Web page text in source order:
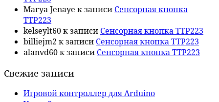
Marya Jenaye к записи Сенсорная кнопка
TTP223
kelseylt60к записи Сенсорная кнопка TTP223
billiejm2 к записи Сенсорная кнопка TTP223
alanvd60к записи Сенсорная кнопка TTP223
Свежие записи
Игровой контроллер для Arduino